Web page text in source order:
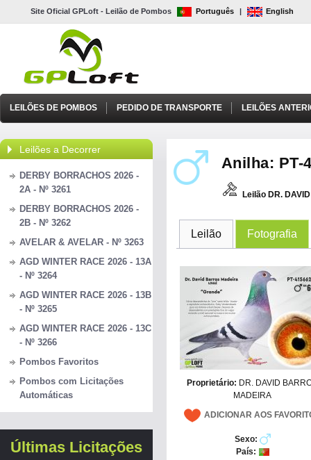
Site Oficial GPLoft - Leilão de Pombos Português | English
LEILÕES DE POMBOS PEDIDO DE TRANSPORTE LEILÕES
Leilões a Decorrer
DERBY BORRACHOS 2026 -
2A - Nº 3261
DERBY BORRACHOS 2026 -
2B - Nº 3262
AVELAR & AVELAR - Nº 3263
AGD WINTER RACE 2026 - 13A
- Nº 3264
AGD WINTER RACE 2026 - 13B
- Nº 3265
AGD WINTER RACE 2026 - 13C
- Nº 3266
Pombos Favoritos
Pombos com Licitações
Automáticas
Últimas Licitações
Anilha: PT-
Leilão DR.
Leilão Fotografia
Proprietário: DR. DAVID
MADEIRA
ADICIONAR AOS
Sexo:
País: